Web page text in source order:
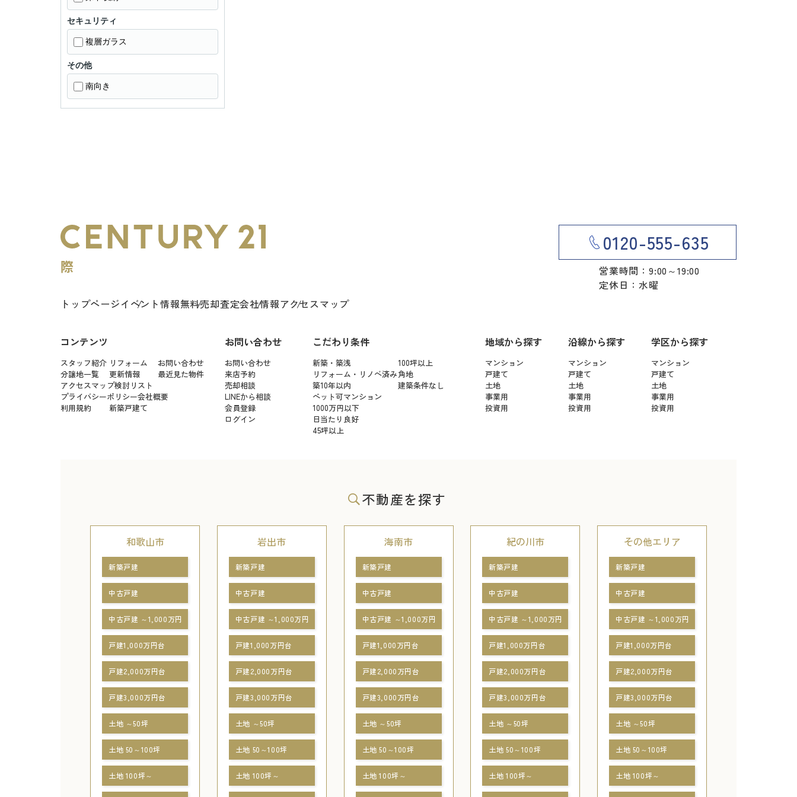
セキュリティ
複層ガラス
その他
南向き
トップページイベント情報無料売却査定会社情報アクセスマップ
0120-555-635
営業時間：9:00～19:00
定休日：水曜
コンテンツ
スタッフ紹介 リフォーム
お問い合わせ
分譲地一覧
更新情報
最近見た物件
アクセスマップ検討リスト
プライバシーポリシー会社概要
利用規約
新築戸建て
お問い合わせ
お問い合わせ
来店予約
売却相談
LINEから相談
会員登録
ログイン
こだわり条件
新築・築浅
100坪以上
リフォーム・リノベ済み角地
築10年以内
建築条件なし
ペット可マンション
1000万円以下
日当たり良好
45坪以上
地域から探す
マンション
戸建て
土地
事業用
投資用
沿線から探す
マンション
戸建て
土地
事業用
投資用
学区から探す
マンション
戸建て
土地
事業用
投資用
不動産を探す
和歌山市
新築戸建
中古戸建
中古戸建 ～1,000万円
戸建1,000万円台
戸建2,000万円台
戸建3,000万円台
土地 ～50坪
土地 50～100坪
土地 100坪～
岩出市
新築戸建
中古戸建
中古戸建 ～1,000万円
戸建1,000万円台
戸建2,000万円台
戸建3,000万円台
土地 ～50坪
土地 50～100坪
土地 100坪～
海南市
新築戸建
中古戸建
中古戸建 ～1,000万円
戸建1,000万円台
戸建2,000万円台
戸建3,000万円台
土地 ～50坪
土地 50～100坪
土地 100坪～
紀の川市
新築戸建
中古戸建
中古戸建 ～1,000万円
戸建1,000万円台
戸建2,000万円台
戸建3,000万円台
土地 ～50坪
土地 50～100坪
土地 100坪～
その他エリア
新築戸建
中古戸建
中古戸建 ～1,000万円
戸建1,000万円台
戸建2,000万円台
戸建3,000万円台
土地 ～50坪
土地 50～100坪
土地 100坪～